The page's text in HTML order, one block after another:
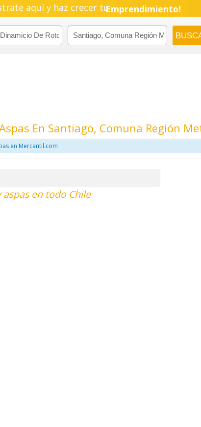
aquí y haz crecer tuEmprendimiento!
En Santiago, Comuna Región
en Mercantil.com
en todo Chile